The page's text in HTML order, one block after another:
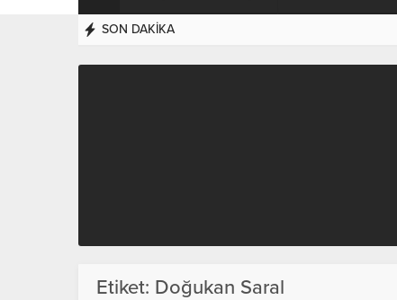
SON DAKİKA
Etiket: Doğukan Saral